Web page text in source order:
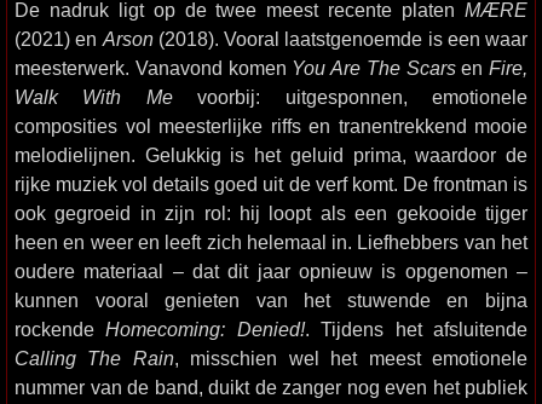
De nadruk ligt op de twee meest recente platen MÆRE
(2021) en Arson(2018). Vooral laatstgenoemde is een waar
meesterwerk. Vanavond komen You Are The Scarsen Fire,
Walk With Mevoorbij: uitgesponnen, emotionele
composities vol meesterlijke riffs en tranentrekkend mooie
melodielijnen. Gelukkig is het geluid prima, waardoor de
rijke muziek vol details goed uit de verf komt. De frontman is
ook gegroeid in zijn rol: hij loopt als een gekooide tijger
heen en weer en leeft zich helemaal in. Liefhebbers van het
oudere materiaal – dat dit jaar opnieuw is opgenomen –
kunnen vooral genieten van het stuwende en bijna
rockendeHomecoming: Denied!. Tijdens het afsluitende
Calling The Rain, misschien wel het meest emotionele
nummer van de band, duikt de zanger nog even het publiek